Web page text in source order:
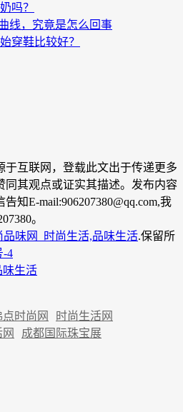
吗？
线，究竟是怎么回事
穿鞋比较好？
于互联网，登载此文出于传递更多
同其观点或证实其描述。发布内容
知E-mail:906207380@qq.com,我
。
品味网_时尚生活,品味生活.保留所
-4
点时尚网
时尚生活网
成都国际珠宝展